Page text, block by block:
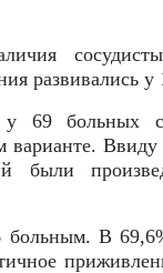
развивались
у 69 больных
Ввиду
были
больным. В